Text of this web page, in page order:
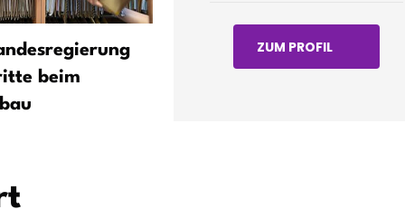
beim
Thüringen verliert 21.331
ZUM PROFIL